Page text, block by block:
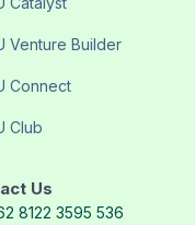
Venture Builder
Connect
Club
Us
8122 3595 536